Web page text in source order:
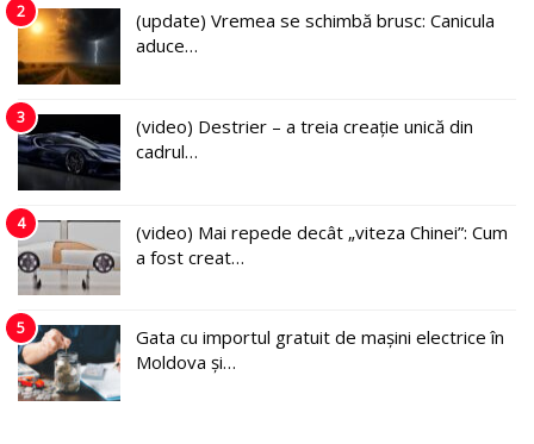
2
(update) Vremea se schimbă brusc: Canicula
aduce…
3
(video) Destrier – a treia creație unică din
cadrul…
4
(video) Mai repede decât „viteza Chinei”: Cum
a fost creat…
5
Gata cu importul gratuit de mașini electrice în
Moldova și…